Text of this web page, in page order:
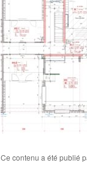
Ce contenu a été publié